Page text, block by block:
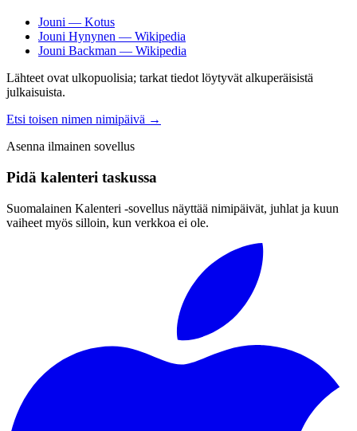
Jouni — Kotus
Jouni Hynynen — Wikipedia
Jouni Backman — Wikipedia
Lähteet ovat ulkopuolisia; tarkat tiedot löytyvät alkuperäisistä
julkaisuista.
Etsi toisen nimen nimipäivä →
Asenna ilmainen sovellus
Pidä kalenteri taskussa
Suomalainen Kalenteri ‑sovellus näyttää nimipäivät, juhlat ja kuun
vaiheet myös silloin, kun verkkoa ei ole.